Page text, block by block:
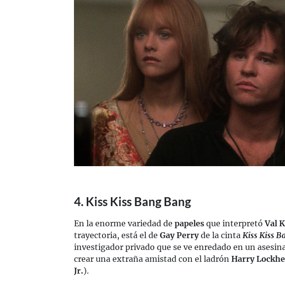
4. Kiss Kiss Bang Bang
En la enorme variedad de papeles que interpretóVal
trayectoria, está el de Gay Perryde la cinta Kiss Kiss
investigador privado que se ve enredado en un
crear una extraña amistad con el ladrón Harry
Jr.).